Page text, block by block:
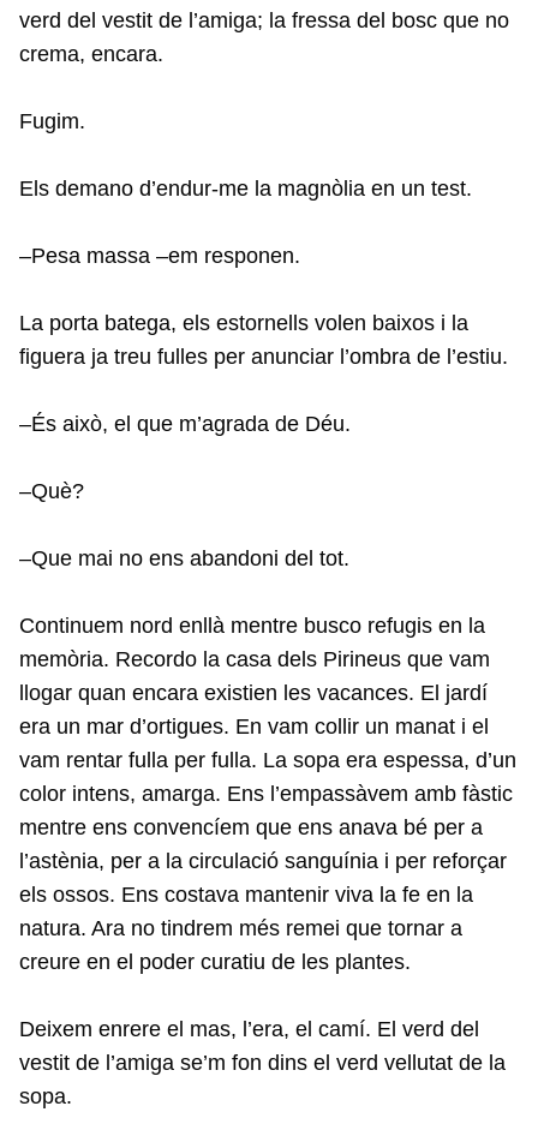
verd del vestit de l’amiga; la fressa del bosc que no
crema, encara.
Fugim.
Els demano d’endur-me la magnòlia en un test.
–Pesa massa –em responen.
La porta batega, els estornells volen baixos i la
figuera ja treu fulles per anunciar l’ombra de l’estiu.
–És això, el que m’agrada de Déu.
–Què?
–Que mai no ens abandoni del tot.
Continuem nord enllà mentre busco refugis en la
memòria. Recordo la casa dels Pirineus que vam
llogar quan encara existien les vacances. El jardí
era un mar d’ortigues. En vam collir un manat i el
vam rentar fulla per fulla. La sopa era espessa, d’un
color intens, amarga. Ens l’empassàvem amb fàstic
mentre ens convencíem que ens anava bé per a
l’astènia, per a la circulació sanguínia i per reforçar
els ossos. Ens costava mantenir viva la fe en la
natura. Ara no tindrem més remei que tornar a
creure en el poder curatiu de les plantes.
Deixem enrere el mas, l’era, el camí. El verd del
vestit de l’amiga se’m fon dins el verd vellutat de la
sopa.